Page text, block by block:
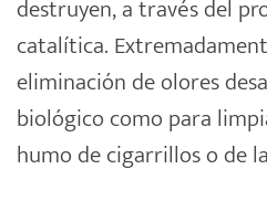
destruyen, a través del
catalítica.
eliminación de olores
biológico como para
humo de cigarrillos o de